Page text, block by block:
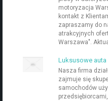
motoryzacja
kontakt z
zapraszamy do
atrakcyjnych
Warszawa".
Luksusowe
Nasza firma
zajmuje się
samochodów